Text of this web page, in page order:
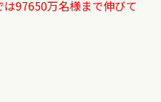
97650万名様まで伸びて